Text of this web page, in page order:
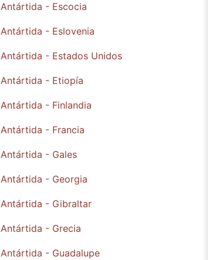
Antártida - Escocia
Antártida - Eslovenia
Antártida - Estados Unidos
Antártida - Etiopía
Antártida - Finlandia
Antártida - Francia
Antártida - Gales
Antártida - Georgia
Antártida - Gibraltar
Antártida - Grecia
Antártida - Guadalupe